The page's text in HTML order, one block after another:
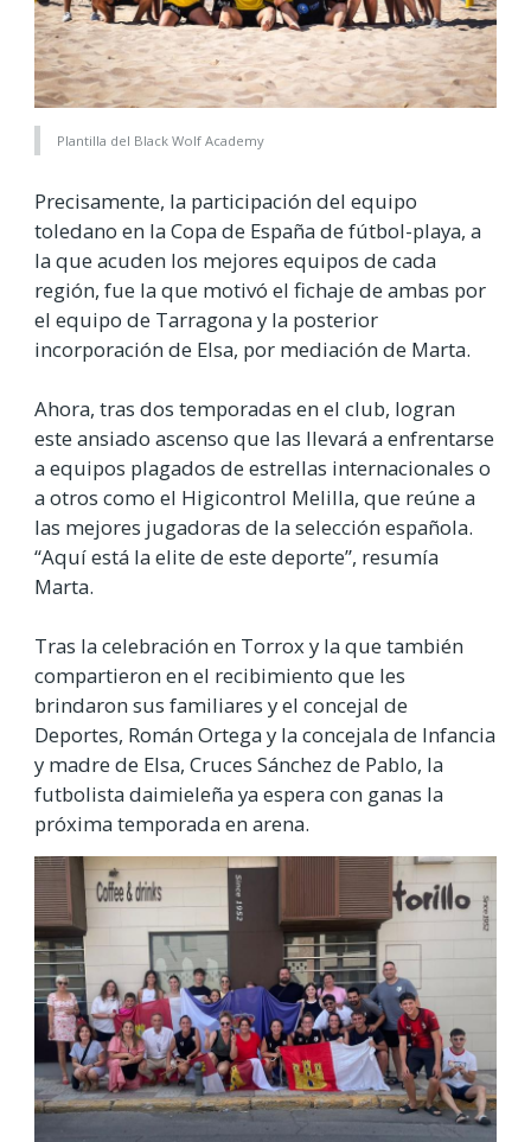
Plantilla del Black Wolf Academy
Precisamente, la participación del equipo
toledano en la Copa de España de fútbol-playa, a
la que acuden los mejores equipos de cada
región, fue la que motivó el fichaje de ambas por
el equipo de Tarragona y la posterior
incorporación de Elsa, por mediación de Marta.
Ahora, tras dos temporadas en el club, logran
este ansiado ascenso que las llevará a enfrentarse
a equipos plagados de estrellas internacionales o
a otros como el Higicontrol Melilla, que reúne a
las mejores jugadoras de la selección española.
“Aquí está la elite de este deporte”, resumía
Marta.
Tras la celebración en Torrox y la que también
compartieron en el recibimiento que les
brindaron sus familiares y el concejal de
Deportes, Román Ortega y la concejala de Infancia
y madre de Elsa, Cruces Sánchez de Pablo, la
futbolista daimieleña ya espera con ganas la
próxima temporada en arena.